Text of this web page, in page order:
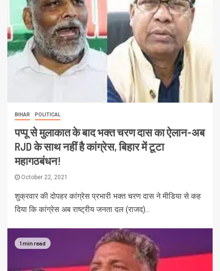
BIHAR POLITICAL
पप्पू से मुलाकात के बाद भक्त चरण दास का ऐलान-अब
RJD के साथ नहीं है कांग्रेस, बिहार में टूटा
महागठबंधन!
October 22, 2021
शुक्रवार की दोपहर कांग्रेस प्रभारी भक्‍त चरण दास ने मीडिया से कह
दिया कि कांग्रेस अब राष्‍ट्रीय जनता दल (राजद)...
1 min read